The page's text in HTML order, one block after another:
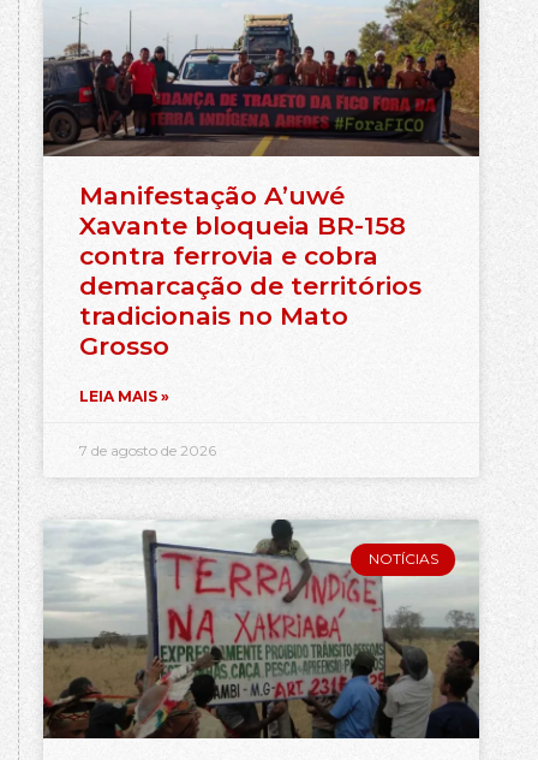
Manifestação A’uwé
Xavante bloqueia BR-158
contra ferrovia e cobra
demarcação de territórios
tradicionais no Mato
Grosso
LEIA MAIS »
7 de agosto de 2026
NOTÍCIAS